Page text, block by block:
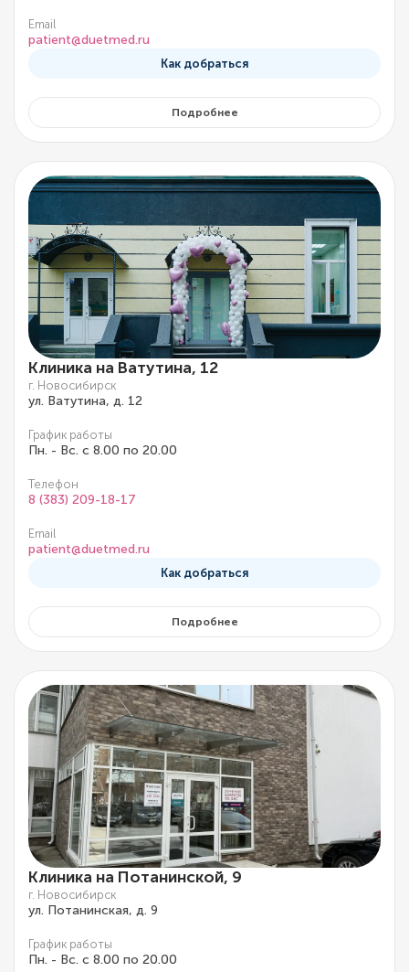
Email
patient@duetmed.ru
Как добраться
Подробнее
Клиника на Ватутина, 12
г. Новосибирск
ул. Ватутина, д. 12
График работы
Пн. - Вс. с 8.00 по 20.00
Телефон
8 (383) 209-18-17
Email
patient@duetmed.ru
Как добраться
Подробнее
Клиника на Потанинской, 9
г. Новосибирск
ул. Потанинская, д. 9
График работы
Пн. - Вс. с 8.00 по 20.00